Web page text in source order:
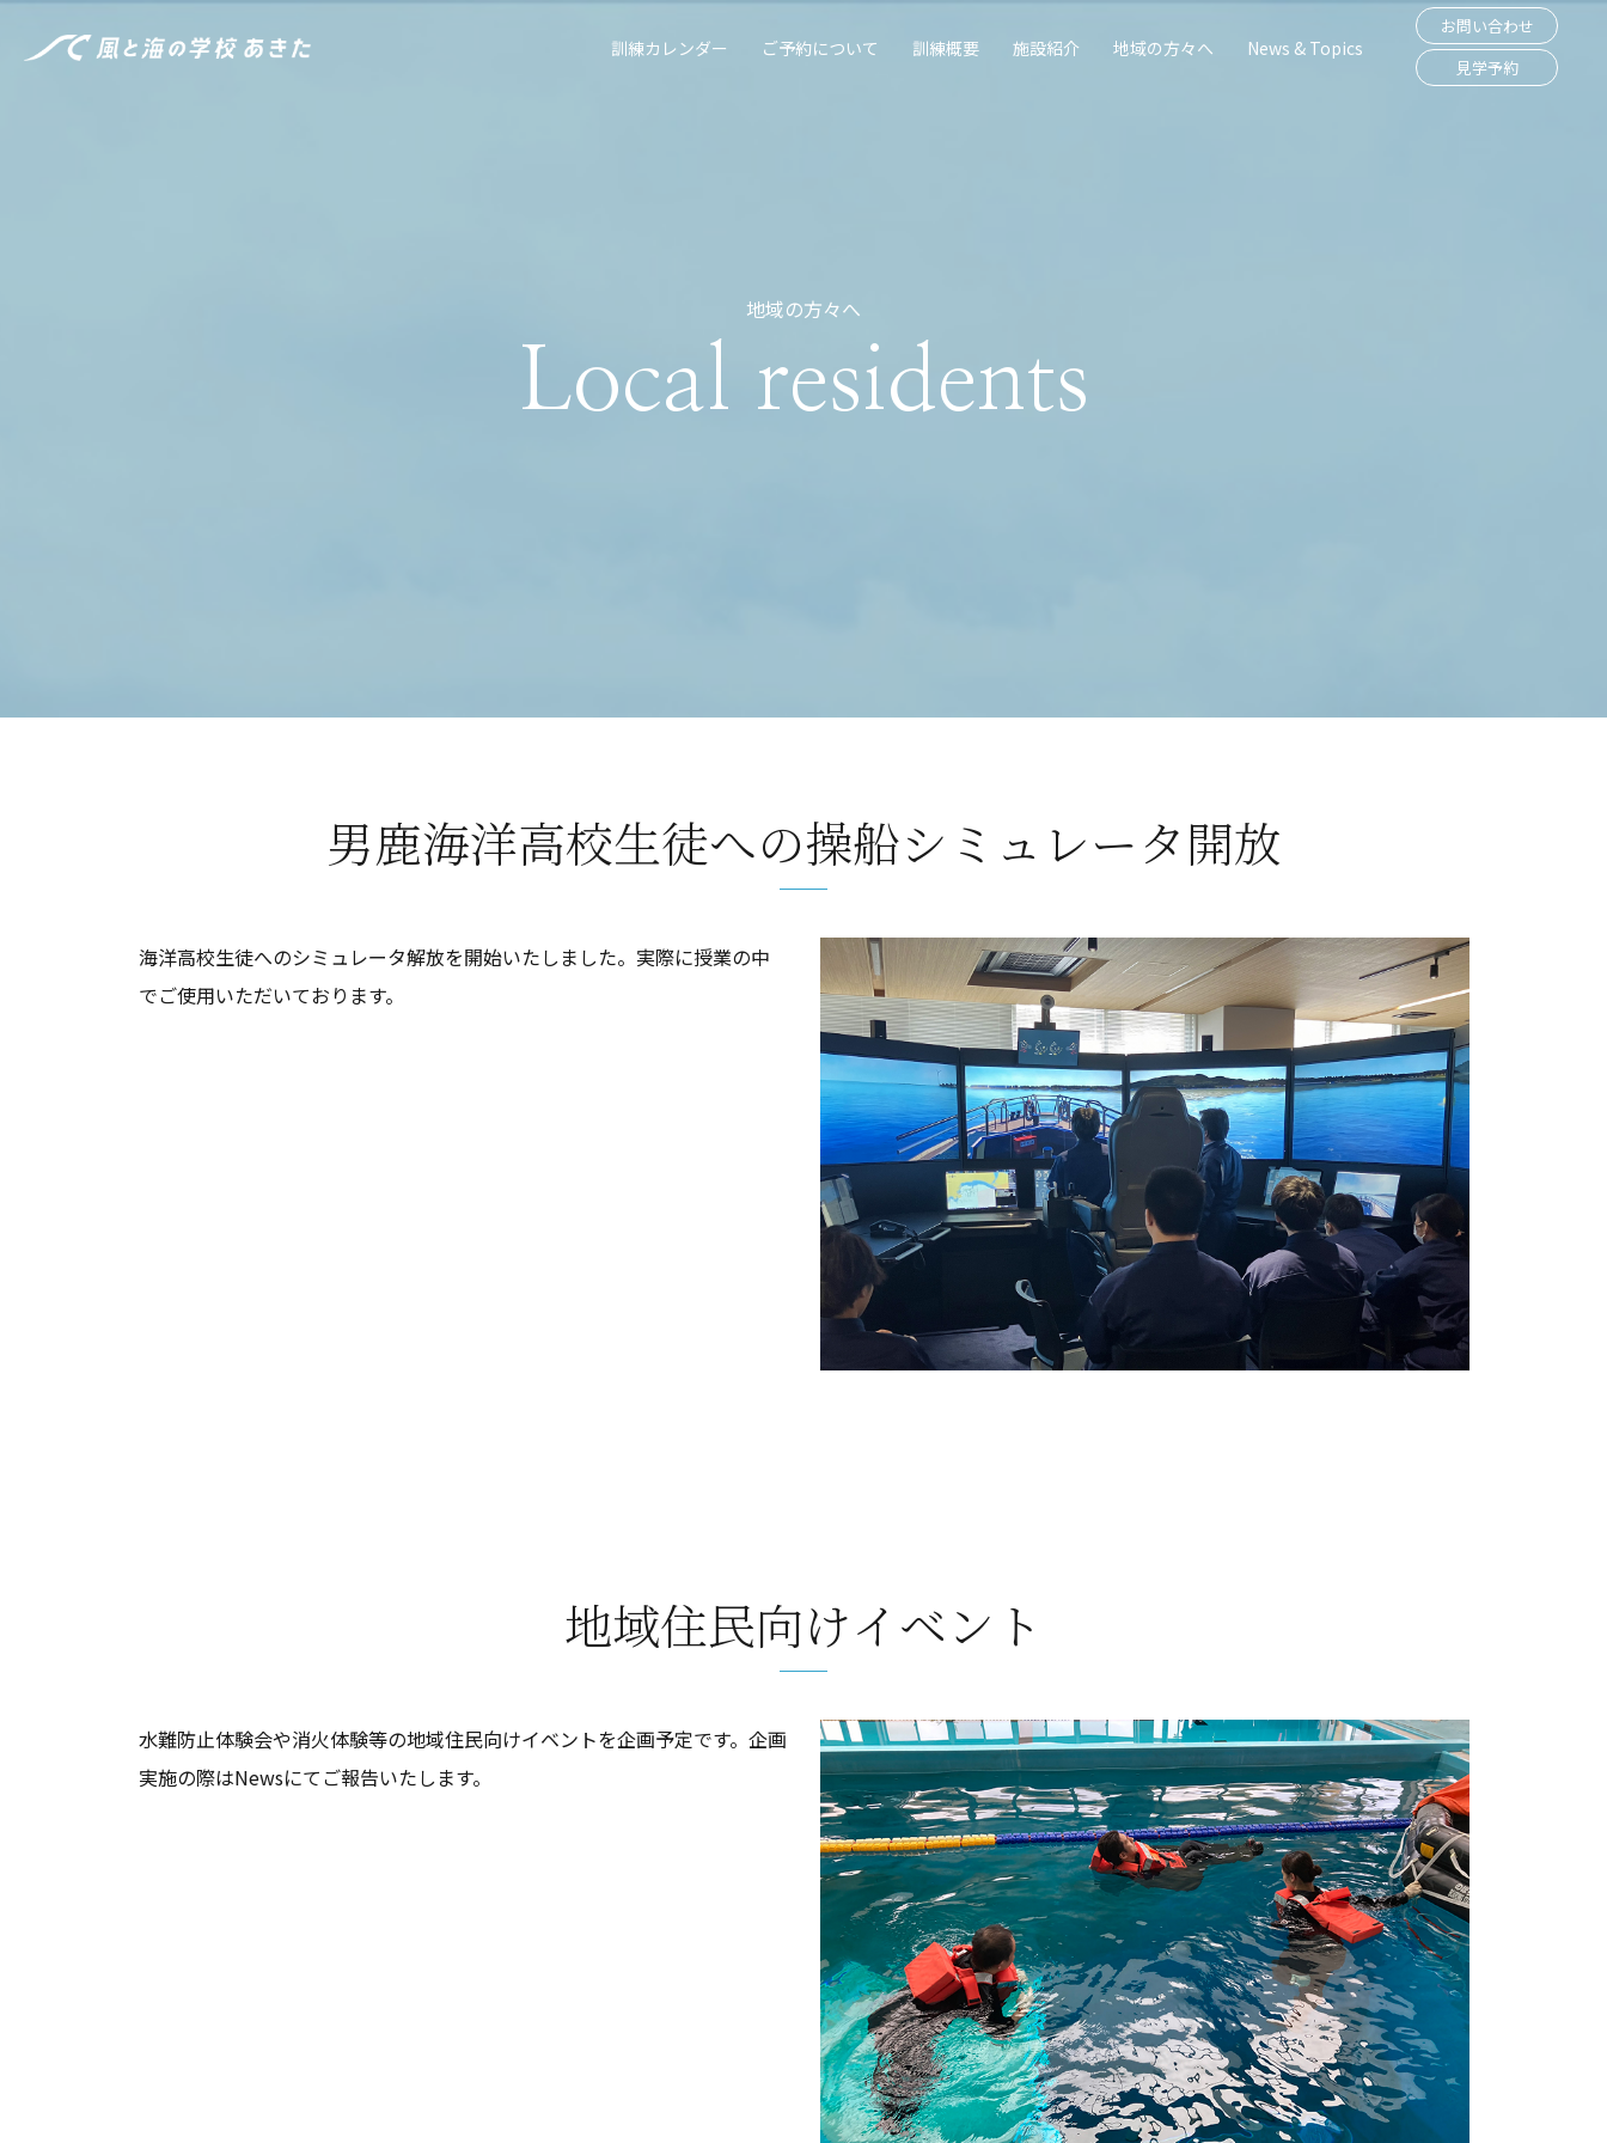
訓練カレンダー ご予約について 訓練概要 施設紹介 地域の方々へ News & Topics
お問い合わせ
見学予約
地域の方々へ
Local residents
男鹿海洋高校生徒への操船シミュレータ開放
海洋高校生徒へのシミュレータ解放を開始いたしました。実際に授業の中
でご使用いただいております。
地域住民向けイベント
水難防止体験会や消火体験等の地域住民向けイベントを企画予定です。企画
実施の際はNewsにてご報告いたします。